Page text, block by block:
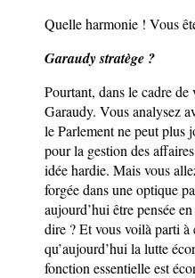
Quelle harmonie ! Vous
Garaudy stratège ?
Pourtant, dans le cadre de
Garaudy. Vous analysez
le Parlement ne peut plus
pour la gestion des
idée hardie. Mais vous
forgée dans une optique
aujourd’hui être pensée
dire ? Et vous voilà parti
qu’aujourd’hui la lutte
fonction essentielle est